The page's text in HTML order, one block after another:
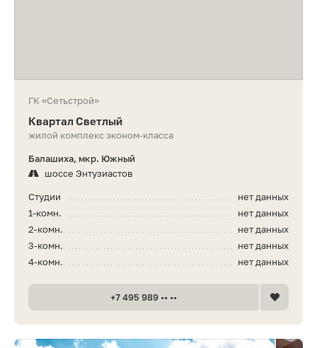
ГК «Сетьстрой»
Квартал Светлый
жилой комплекс эконом-класса
Балашиха, мкр. Южный
шоссе Энтузиастов
нет данных
Студии
нет данных
1-комн.
нет данных
2-комн.
нет данных
3-комн.
нет данных
4-комн.
+7 495 989 •• ••